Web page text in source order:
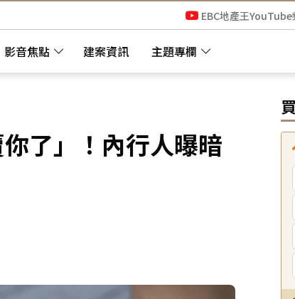
影音焦點 建案資訊 主題專欄
EBC地產王YouTube
了」！內行人曝暗